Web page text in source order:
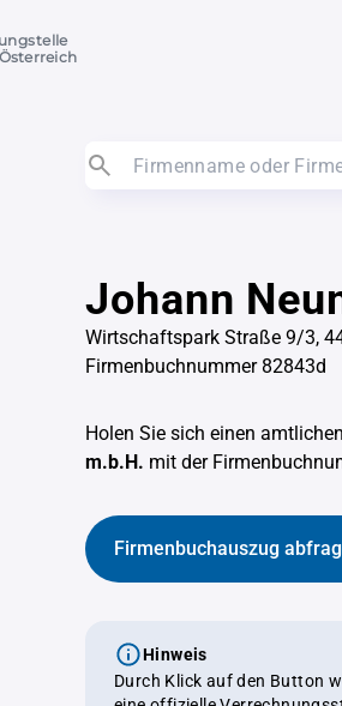
Johann
Wirtschaftspark Straße 9/3,
Firmenbuchnummer 82843d
Holen Sie sich einen amtlichen
m.b.H. mit der
Firmenbuchauszug
Hinweis
Durch Klick auf den Button